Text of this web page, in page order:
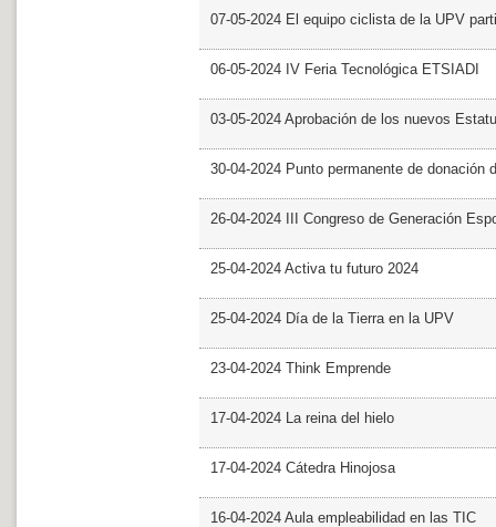
07-05-2024 El equipo ciclista de la UPV
06-05-2024 IV Feria Tecnológica ETSIADI
03-05-2024 Aprobación de los nuevos
30-04-2024 Punto permanente de donación
26-04-2024 III Congreso de Generación
25-04-2024 Activa tu futuro 2024
25-04-2024 Día de la Tierra en la UPV
23-04-2024 Think Emprende
17-04-2024 La reina del hielo
17-04-2024 Cátedra Hinojosa
16-04-2024 Aula empleabilidad en las TIC